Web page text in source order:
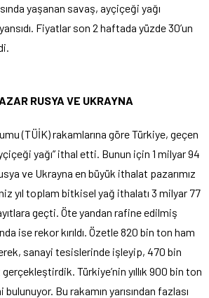
yaşanan savaş, ayçiçeği yağı
Fiyatlar son 2 haftada yüzde 30’un
RUSYA VE UKRAYNA
(TÜİK) rakamlarına göre Türkiye, geçen
yağı” ithal etti. Bunun için 1 milyar 94
ve Ukrayna en büyük ithalat pazarımız
yıl toplam bitkisel yağ ithalatı 3 milyar 77
geçti. Öte yandan rafine edilmiş
ise rekor kırıldı. Özetle 820 bin ton ham
sanayi tesislerinde işleyip, 470 bin
Türkiye’nin yıllık 900 bin ton
Bu rakamın yarısından fazlası